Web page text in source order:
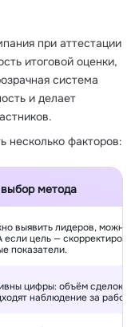
при аттестации
итоговой оценки,
система
и делает
несколько факторов:
метода
выявить лидеров, можно
цель —
показатели.
цифры: объём сделок,
наблюдение за